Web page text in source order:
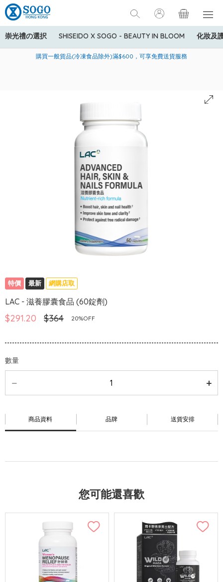
崇光禮の選択 SHISEIDO X SOGO - BEAUTY IN BLOOM 化妝及
美國運通Explorer®信用卡會員購物禮遇：高達5%簽賬回贈！
購買一般貨品(冷凍食品除外)滿$600，可享免費送貨服務
寄送中國內地服務只適用於指定商品，若訂單金額少於HK$600(折
特價 最新 網購店取
LAC - 滋養膠囊食品 (60錠劑)
$291.20 $364 20%OFF
數量
商品資料 品牌 送貨安排
您可能還喜歡